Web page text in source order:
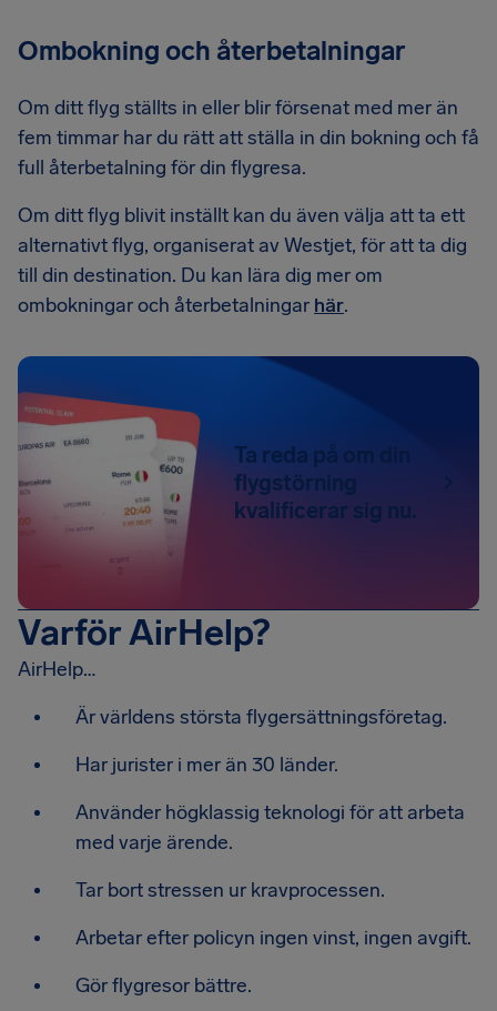
Ombokning och återbetalningar
Om ditt flyg ställts in eller blir försenat med mer än
fem timmar har du rätt att ställa in din bokning och få
full återbetalning för din flygresa.
Om ditt flyg blivit inställt kan du även välja att ta ett
alternativt flyg, organiserat av Westjet, för att ta dig
till din destination. Du kan lära dig mer om
ombokningar och återbetalningar här.
Ta reda på om din
flygstörning
kvalificerar sig nu.
Varför AirHelp?
AirHelp…
Är världens största flygersättningsföretag.
Har jurister i mer än 30 länder.
Använder högklassig teknologi för att arbeta
med varje ärende.
Tar bort stressen ur kravprocessen.
Arbetar efter policyn ingen vinst, ingen avgift.
Gör flygresor bättre.